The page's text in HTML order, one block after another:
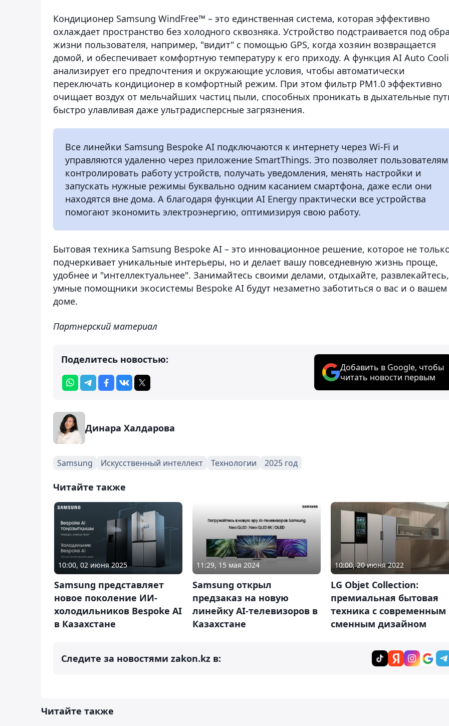
Кондиционер Samsung WindFree™ – это единственная система, которая эффективно
охлаждает пространство без холодного сквозняка. Устройство подстраивается под
жизни пользователя, например, "видит" с помощью GPS, когда хозяин возвращается
домой, и обеспечивает комфортную температуру к его приходу. А функция AI Auto
анализирует его предпочтения и окружающие условия, чтобы автоматически
переключать кондиционер в комфортный режим. При этом фильтр PM1.0 эффективно
очищает воздух от мельчайших частиц пыли, способных проникать в дыхательные
быстро улавливая даже ультрадисперсные загрязнения.
Все линейки Samsung Bespoke AI подключаются к интернету через Wi-Fi и
управляются удаленно через приложение SmartThings. Это позволяет пользователям
контролировать работу устройств, получать уведомления, менять настройки и
запускать нужные режимы буквально одним касанием смартфона, даже если они
находятся вне дома. А благодаря функции AI Energy практически все устройства
помогают экономить электроэнергию, оптимизируя свою работу.
Бытовая техника Samsung Bespoke AI – это инновационное решение, которое не
подчеркивает уникальные интерьеры, но и делает вашу повседневную жизнь проще,
удобнее и "интеллектуальнее". Занимайтесь своими делами, отдыхайте,
умные помощники экосистемы Bespoke AI будут незаметно заботиться о вас и о вашем
доме.
Партнерский материал
Поделитесь новостью:
Добавить в Google, чтобы
читать новости первым
Динара Халдарова
Samsung Искусственный интеллект Технологии 2025 год
Читайте также
10:00, 02 июня 2025
Samsung представляет
новое поколение ИИ-
холодильников Bespoke AI
в Казахстане
11:29, 15 мая 2024
Samsung открыл
предзаказ на новую
линейку AI-телевизоров в
Казахстане
10:00, 20 июня 2022
LG Objet Collection:
премиальная бытовая
техника с современным
сменным дизайном
Следите за новостями zakon.kz в:
Читайте также